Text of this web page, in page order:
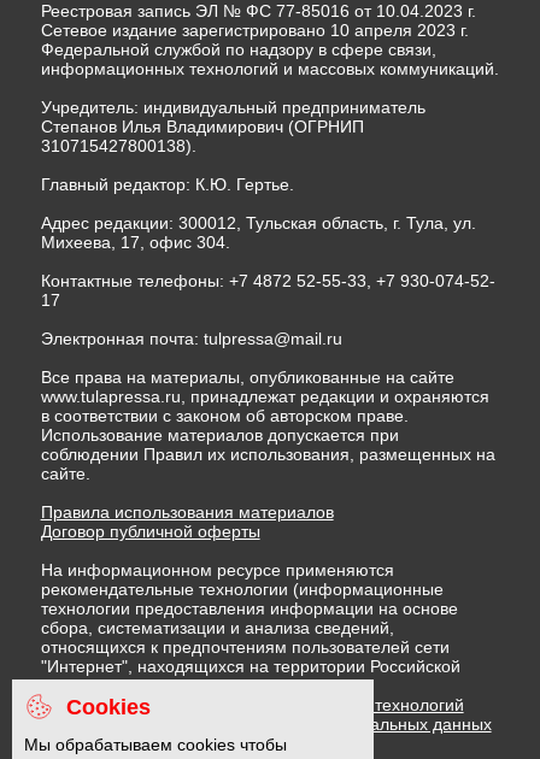
Реестровая запись ЭЛ № ФС 77-85016 от 10.04.2023 г.
Сетевое издание зарегистрировано 10 апреля 2023 г.
Федеральной службой по надзору в сфере связи,
информационных технологий и массовых коммуникаций.
Учредитель: индивидуальный предприниматель
Степанов Илья Владимирович (ОГРНИП
310715427800138).
Главный редактор: К.Ю. Гертье.
Адрес редакции: 300012, Тульская область, г. Тула, ул.
Михеева, 17, офис 304.
Контактные телефоны: +7 4872 52-55-33, +7 930-074-52-
17
Электронная почта: tulpressa@mail.ru
Все права на материалы, опубликованные на сайте
www.tulapressa.ru, принадлежат редакции и охраняются
в соответствии с законом об авторском праве.
Использование материалов допускается при
соблюдении Правил их использования, размещенных на
сайте.
Правила использования материалов
Договор публичной оферты
На информационном ресурсе применяются
рекомендательные технологии (информационные
технологии предоставления информации на основе
сбора, систематизации и анализа сведений,
относящихся к предпочтениям пользователей сети
"Интернет", находящихся на территории Российской
Федерации)
Правила применения рекомендательных технологий
Политика в отношении обработки персональных данных
Политика обработки файлов cookie
Cookies
Мы обрабатываем cookies чтобы